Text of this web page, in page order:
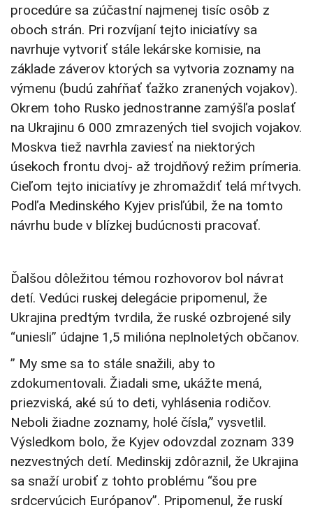
procedúre sa zúčastní najmenej tisíc osôb z
oboch strán. Pri rozvíjaní tejto iniciatívy sa
navrhuje vytvoriť stále lekárske komisie, na
základe záverov ktorých sa vytvoria zoznamy na
výmenu (budú zahŕňať ťažko zranených vojakov).
Okrem toho Rusko jednostranne zamýšľa poslať
na Ukrajinu 6 000 zmrazených tiel svojich vojakov.
Moskva tiež navrhla zaviesť na niektorých
úsekoch frontu dvoj- až trojdňový režim prímeria.
Cieľom tejto iniciatívy je zhromaždiť telá mŕtvych.
Podľa Medinského Kyjev prisľúbil, že na tomto
návrhu bude v blízkej budúcnosti pracovať.
Ďalšou dôležitou témou rozhovorov bol návrat
detí. Vedúci ruskej delegácie pripomenul, že
Ukrajina predtým tvrdila, že ruské ozbrojené sily
“uniesli” údajne 1,5 milióna neplnoletých občanov.
” My sme sa to stále snažili, aby to
zdokumentovali. Žiadali sme, ukážte mená,
priezviská, aké sú to deti, vyhlásenia rodičov.
Neboli žiadne zoznamy, holé čísla,” vysvetlil.
Výsledkom bolo, že Kyjev odovzdal zoznam 339
nezvestných detí. Medinskij zdôraznil, že Ukrajina
sa snaží urobiť z tohto problému “šou pre
srdcervúcich Európanov”. Pripomenul, že ruskí